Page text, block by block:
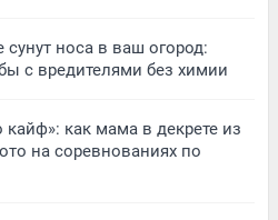
носа в ваш огород:
с вредителями без химии
как мама в декрете из
на соревнованиях по